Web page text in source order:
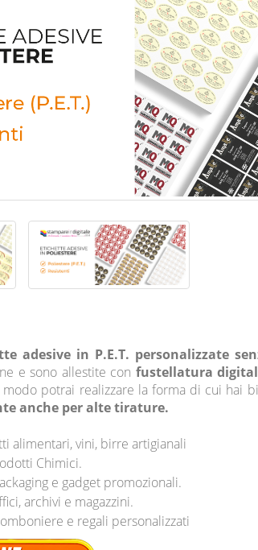
adesive in P.E.T. personalizzate
e sono allestite con fustellatura
potrai realizzare la forma di cui hai
anche per alte tirature.
alimentari, vini, birre artigianali
Chimici.
e gadget promozionali.
archivi e magazzini.
e regali personalizzati